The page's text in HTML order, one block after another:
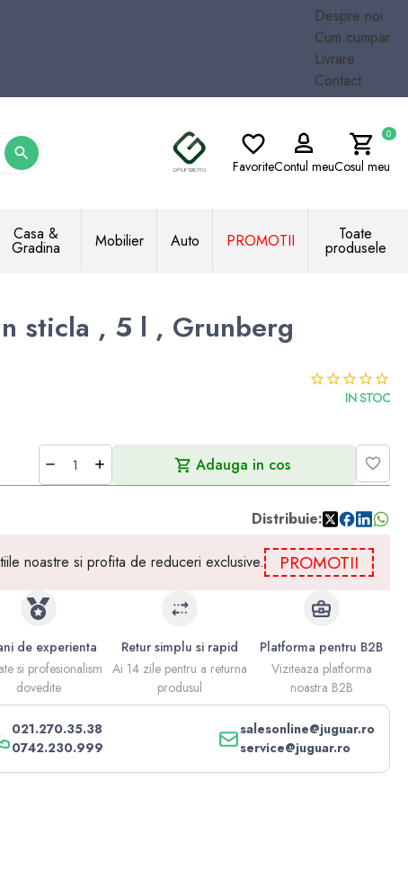
Despre noi
Cum cumpar
Livrare
Contact
FavoriteContul meu
0
Cosul meu
Casa &
Gradina Mobilier Auto PROMOTII Toate
produsele
sticla , 5 l , Grunberg
IN STOC
Adauga in cos
Distribuie:
noastre si profita de reduceri exclusive. PROMOTII
de experienta
si profesionalism
dovedite
Retur simplu si rapid
Ai 14 zile pentru a returna
produsul
Platforma pentru B2B
Viziteaza platforma
noastra B2B
021.270.35.38
0742.230.999
salesonline@juguar.ro
service@juguar.ro